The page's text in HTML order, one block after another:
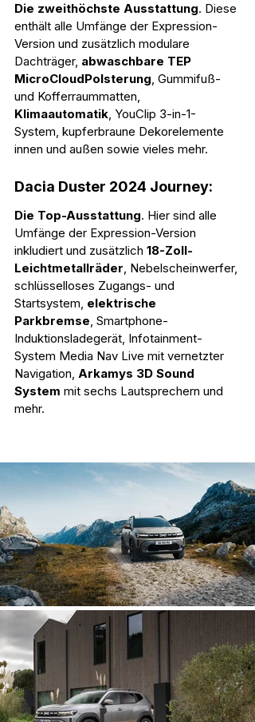
Die zweithöchste Ausstattung. Diese
enthält alle Umfänge der Expression-
Version und zusätzlich modulare
Dachträger, abwaschbare TEP
MicroCloudPolsterung, Gummifuß-
und Kofferraummatten,
Klimaautomatik, YouClip 3-in-1-
System, kupferbraune Dekorelemente
innen und außen sowie vieles mehr.
Dacia Duster 2024 Journey:
Die Top-Ausstattung. Hier sind alle
Umfänge der Expression-Version
inkludiert und zusätzlich 18-Zoll-
Leichtmetallräder, Nebelscheinwerfer,
schlüsselloses Zugangs- und
Startsystem, elektrische
Parkbremse, Smartphone-
Induktionsladegerät, Infotainment-
System Media Nav Live mit vernetzter
Navigation, Arkamys 3D Sound
System mit sechs Lautsprechern und
mehr.